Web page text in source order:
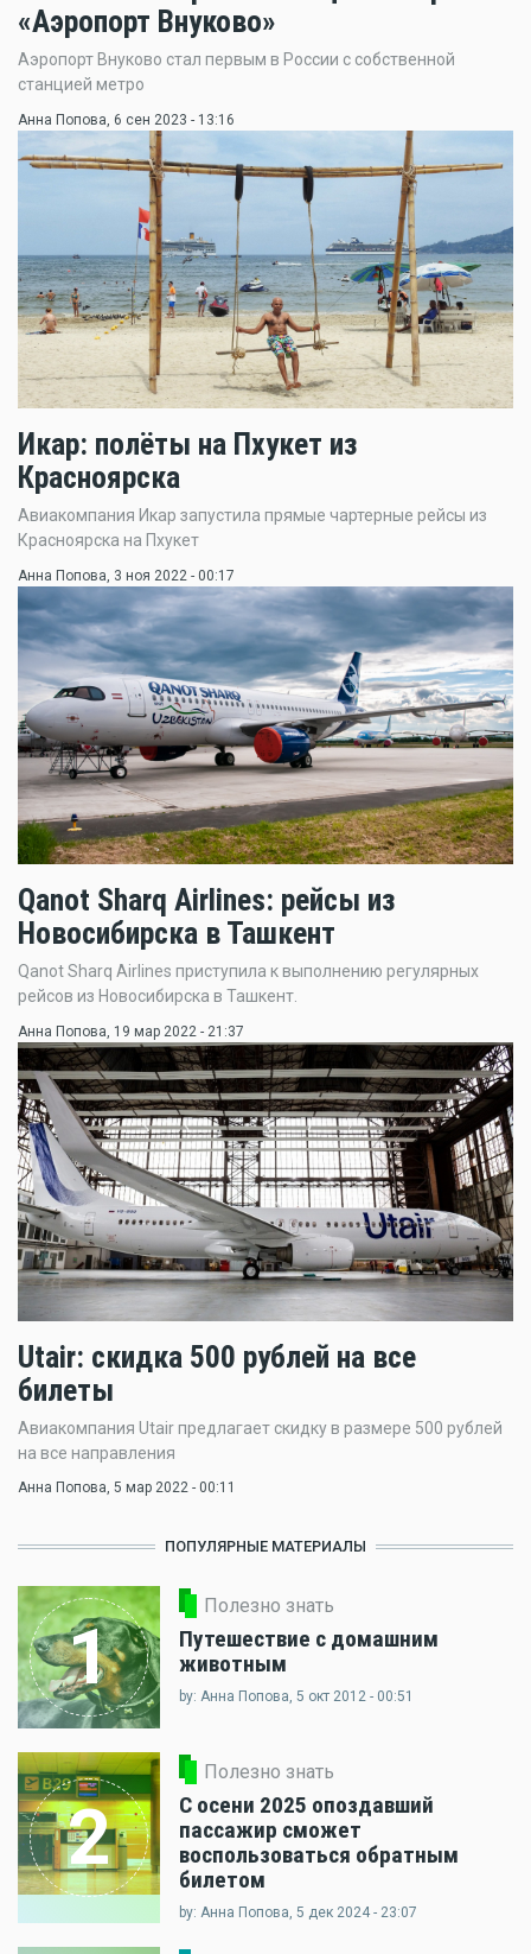
«Аэропорт Внуково»
Аэропорт Внуково стал первым в России с собственной
станцией метро
Анна Попова , 6 сен 2023 - 13:16
Икар: полёты на Пхукет из
Красноярска
Авиакомпания Икар запустила прямые чартерные рейсы из
Красноярска на Пхукет
Анна Попова , 3 ноя 2022 - 00:17
Qanot Sharq Airlines: рейсы из
Новосибирска в Ташкент
Qanot Sharq Airlines приступила к выполнению регулярных
рейсов из Новосибирска в Ташкент.
Анна Попова, 19 мар 2022 - 21:37
Utair: скидка 500 рублей на все
билеты
Авиакомпания Utair предлагает скидку в размере 500 рублей
на все направления
Анна Попова, 5 мар 2022 - 00:11
ПОПУЛЯРНЫЕ МАТЕРИАЛЫ
1
Полезно знать
Путешествие с домашним
животным
by: Анна Попова, 5 окт 2012 - 00:51
2
Полезно знать
С осени 2025 опоздавший
пассажир сможет
воспользоваться обратным
билетом
by: Анна Попова, 5 дек 2024 - 23:07